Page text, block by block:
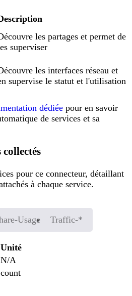
les partages et permet de
superviser
les interfaces réseau et
supervise le statut et l'utilisation
dédiée pour en savoir
de services et sa
pour ce connecteur, détaillant
à chaque service.
Usage Traffic-*
Unité
N/A
count